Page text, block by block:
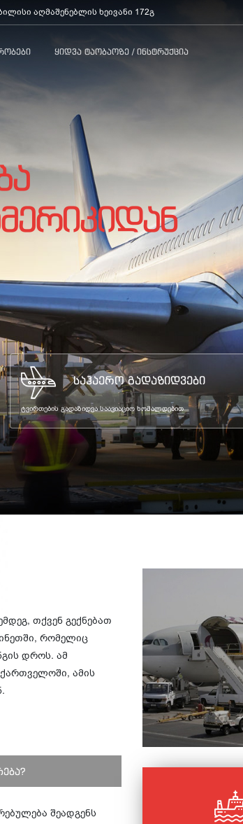
აღმაშენებლის ხეივანი 172გ
Ყიდვა Ტაობაოზე / Ინსტრუქცია
საჰაერო გადაზიდვები
ტვირთების გადაზიდვა საავიაციო ხომალდებით
თქვენ გექნებათ
რომელიც
დროს. ამ
ამის
შეადგენს